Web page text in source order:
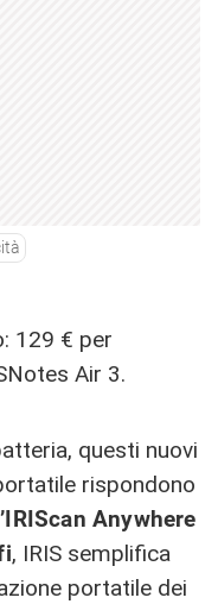
129 € per
Air 3.
questi nuovi
rispondono
Anywhere
, IRIS semplifica
portatile dei